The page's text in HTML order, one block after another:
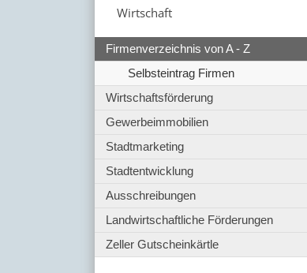
Wirtschaft
Firmenverzeichnis von A - Z
Selbsteintrag Firmen
Wirtschaftsförderung
Gewerbeimmobilien
Stadtmarketing
Stadtentwicklung
Ausschreibungen
Landwirtschaftliche Förderungen
Zeller Gutscheinkärtle